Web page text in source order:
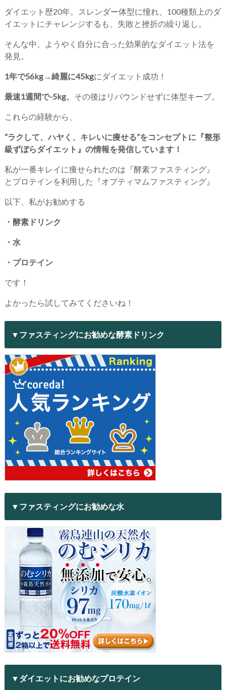
ダイエット歴20年。スレンダー体型に憧れ、100種類上のダ
イエットにチャレンジするも、失敗と挫折の繰り返し。
そんな中、ようやく自分に合った効果的なダイエット法を
発見。
1年で56kg→綺麗に45kgにダイエット成功！
最速1週間で-5kg、 その後はリバウンドせずに体型キープ。
これらの経験から、
“ラクして、ハヤく、キレいに痩せる”をコンセプトに『整形
級ずぼらダイエット』の情報を発信しています！
私が一番キレイに痩せられたのは『酵素ファスティング』
とプロテインを利用した『オプティマムファスティング』
以下、私がお勧めする
・酵素ドリンク
・水
・プロテイン
です！
よかったら試してみてくださいね！
▼ファスティングにお勧めな酵素ドリンク
▼ファスティングにお勧めな水
▼ダイエットにお勧めなプロテイン